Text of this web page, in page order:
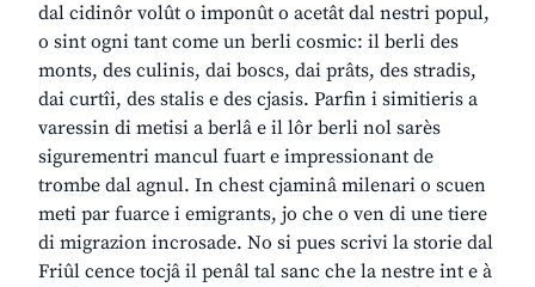
dal cidinôr volût o imponût o acetât dal nestri popul,
o sint ogni tant come un berli cosmic: il berli des
monts, des culinis, dai boscs, dai prâts, des stradis,
dai curtîi, des stalis e des cjasis. Parfin i simitieris a
varessin di metisi a berlâ e il lôr berli nol sarès
sigurementri mancul fuart e impressionant de
trombe dal agnul. In chest cjaminâ milenari o scuen
meti par fuarce i emigrants, jo che o ven di une tiere
di migrazion incrosade. No si pues scrivi la storie dal
Friûl cence tocjâ il penâl tal sanc che la nestre int e à